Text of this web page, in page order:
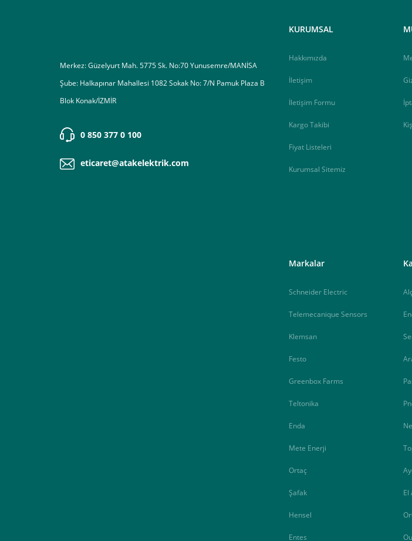
Merkez: Güzelyurt Mah. 5775 Sk. No:70 Yunusemre/MANİSA
Şube: Halkapınar Mahallesi 1082 Sokak No: 7/N Pamuk Plaza B
Blok Konak/İZMİR
0 850 377 0 100
eticaret@atakelektrik.com
KURUMSAL
Hakkımızda
İletişim
İletişim Formu
Kargo Takibi
Fiyat Listeleri
Kurumsal Sitemiz
Markalar
Schneider Electric
Telemecanique Sensors
Klemsan
Festo
Greenbox Farms
Teltonika
Enda
Mete Enerji
Ortaç
Şafak
Hensel
Entes
El